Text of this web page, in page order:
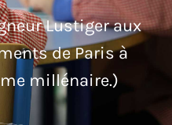
Lustiger aux
de Paris à
millénaire.)